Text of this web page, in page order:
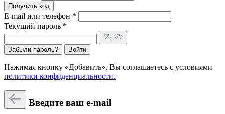
Получить код
E-mail или телефон *
Текущий пароль *
Забыли пароль? Войти
Нажимая кнопку «Добавить», Вы соглашаетесь c условиями
политики конфиденциальности.
Введите ваш e-mail